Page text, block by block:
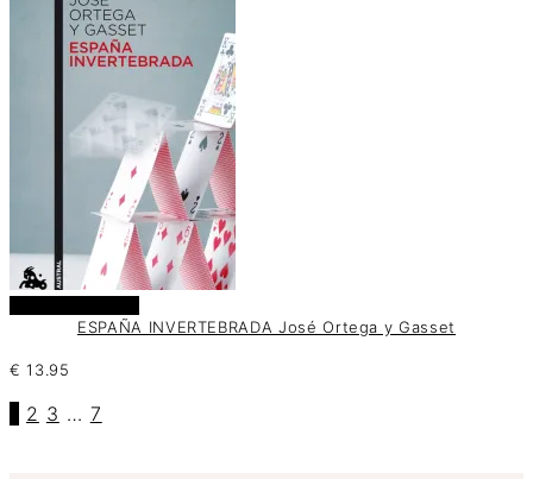
ESPAÑA INVERTEBRADA José Ortega y Gasset
€ 13.95
2 3 … 7